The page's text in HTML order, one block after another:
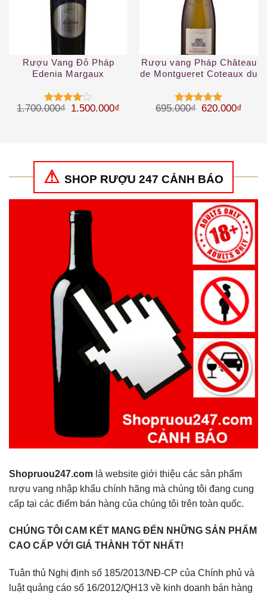
Rượu Vang Đỏ Pháp
Edenia Margaux
Được
1.700.000₫ Giá gốc là: 1.700.000₫.
1.500.000₫ Giá hiện tại là: 1.500.000₫.
Rượu vang Pháp Château
de Montgueret Coteaux du
Được xếp
695.000₫ Giá gốc là:
620.000₫
SHOP RƯỢU 247 CẢNH BÁO
Shopruou247.com là website giới thiệu các sản phẩm
rượu vang nhập khẩu chính hãng mà chúng tôi đang cung
cấp tại các điểm bán hàng của chúng tôi trên toàn quốc.
CHÚNG TÔI CAM KẾT MANG ĐẾN NHỮNG SẢN PHẨM
CAO CẤP VỚI GIÁ THÀNH TỐT NHẤT!
Tuân thủ Nghị định số 185/2013/NĐ-CP của Chính phủ và
luật quảng cáo số 16/2012/QH13 về kinh doanh bán hàng